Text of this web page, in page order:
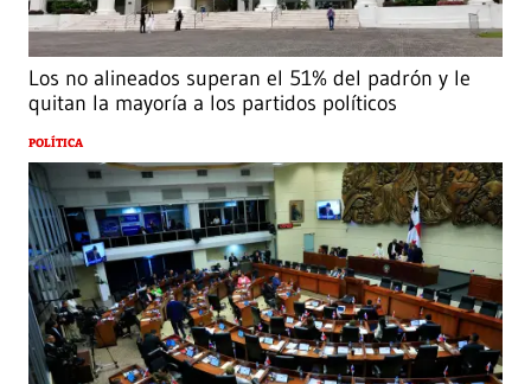
Los no alineados superan el 51% del padrón y le
quitan la mayoría a los partidos políticos
POLÍTICA